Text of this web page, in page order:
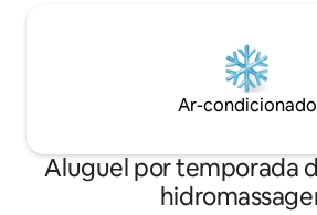
Ar-condicionado
Aluguel por temporada